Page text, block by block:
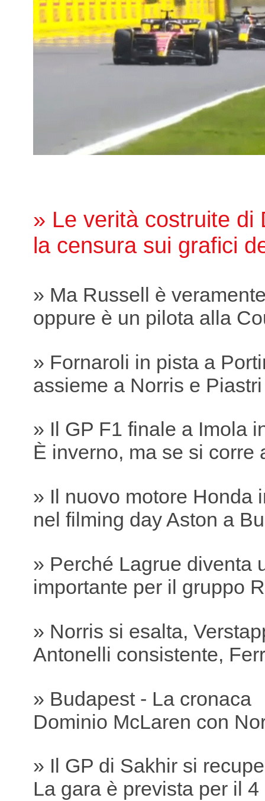
» Le verità costruite di
la censura sui grafici
» Ma Russell è
oppure è un pilota alla
» Fornaroli in pista a
assieme a Norris e Piastri
» Il GP F1 finale a Imola
È inverno, ma se si corre
» Il nuovo motore Honda
nel filming day Aston a
» Perché Lagrue diventa
importante per il gruppo
» Norris si esalta,
Antonelli consistente,
» Budapest - La cronaca
Dominio McLaren con
» Il GP di Sakhir si
La gara è prevista per il 4